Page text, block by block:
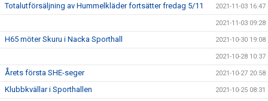
Totalutförsäljning av Hummelkläder fortsätter fredag 5/11 2021-11-03 16:47
2021-11-03 09:28
H65 möter Skuru i Nacka Sporthall 2021-10-30 19:08
2021-10-28 10:37
Årets första SHE-seger 2021-10-27 20:58
Klubbkvällar i Sporthallen 2021-10-25 08:31